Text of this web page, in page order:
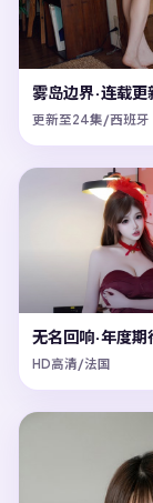
雾岛边界·连载更
更新至24集/西班牙
无名回响·年度期
HD高清/法国